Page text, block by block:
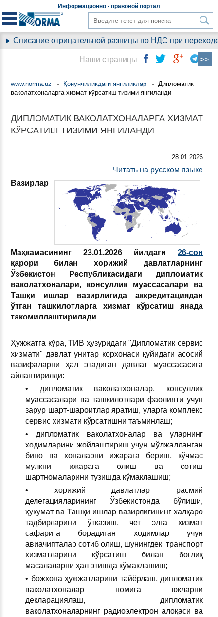
Информационно - правовой портал
Списание отрицательной разницы по НДС при переходе
www.norma.uz Қонунчиликдаги янгиликлар
Дипломатик
ваколатхоналарга хизмат кўрсатиш тизими янгиланди
ДИПЛОМАТИК ВАКОЛАТХОНАЛАРГА ХИЗМАТ
КЎРСАТИШ ТИЗИМИ ЯНГИЛАНДИ
28.01.2026
Читать на русском языке
Вазирлар
Маҳкамасининг 23.01.2026 йилдаги26-сон
қарори билан хорижий давлатларнинг
Ўзбекистон Республикасидаги дипломатик
ваколатхоналари, консуллик муассасалари ва
Ташқи ишлар вазирлигида аккредитациядан
ўтган ташкилотларга хизмат кўрсатиш янада
такомиллаштирилади.
Ҳужжатга кўра, ТИВ ҳузуридаги "Дипломатик сервис
хизмати" давлат унитар корхонаси қуйидаги асосий
вазифаларни ҳал этадиган давлат муассасасига
айлантирилди:
• дипломатик ваколатхоналар, консуллик
муассасалари ва ташкилотлари фаолияти учун
зарур шарт-шароитлар яратиш, уларга комплекс
сервис хизмати кўрсатишни таъминлаш;
• дипломатик ваколатхоналар ва уларнинг
ходимларини жойлаштириш учун мўлжалланган
бино ва хоналарни ижарага бериш, кўчмас
мулкни ижарага олиш ва сотиш
шартномаларини тузишда кўмаклашиш;
• хорижий давлатлар расмий
делегацияларининг Ўзбекистонда бўлиши,
ҳукумат ва Ташқи ишлар вазирлигининг халқаро
тадбирларини ўтказиш, чет элга хизмат
сафарига борадиган ходимлар учун
авиачипталар сотиб олиш, шунингдек, транспорт
хизматларини кўрсатиш билан боғлиқ
масалаларни ҳал этишда кўмаклашиш;
• божхона ҳужжатларини тайёрлаш, дипломатик
ваколатхоналар номига юкларни
декларациялаш, дипломатик
ваколатхоналарнинг радиоэлектрон алоқаси ва
Наши страницы